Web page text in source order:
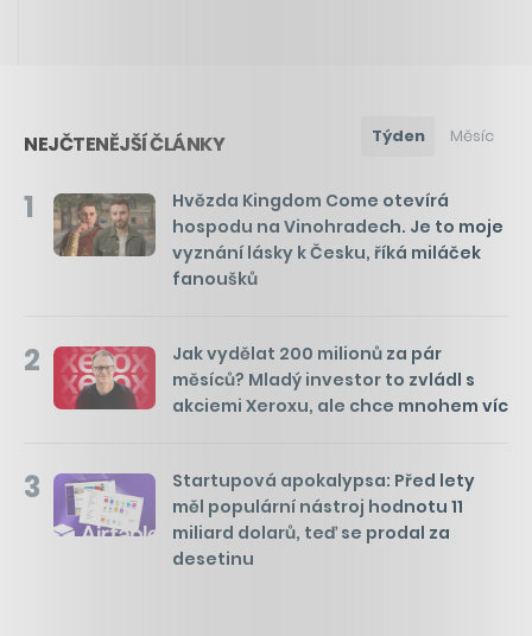
NEJČTENĚJŠÍ ČLÁNKY Týden Měsíc
1
Hvězda Kingdom Come otevírá
hospodu na Vinohradech. Je to moje
vyznání lásky k Česku, říká miláček
fanoušků
2
Jak vydělat 200 milionů za pár
měsíců? Mladý investor to zvládl s
akciemi Xeroxu, ale chce mnohem víc
3
Startupová apokalypsa: Před lety
měl populární nástroj hodnotu 11
miliard dolarů, teď se prodal za
desetinu